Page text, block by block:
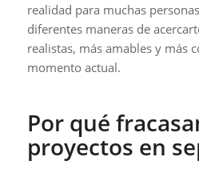
realidad para muchas
diferentes maneras de
realistas, más amables y más
momento actual.
Por qué
proyectos en